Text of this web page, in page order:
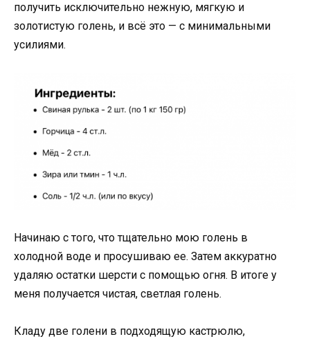
получить исключительно нежную, мягкую и
золотистую голень, и всё это — с минимальными
усилиями.
Начинаю с того, что тщательно мою голень в
холодной воде и просушиваю ее. Затем аккуратно
удаляю остатки шерсти с помощью огня. В итоге у
меня получается чистая, светлая голень.
Кладу две голени в подходящую кастрюлю,